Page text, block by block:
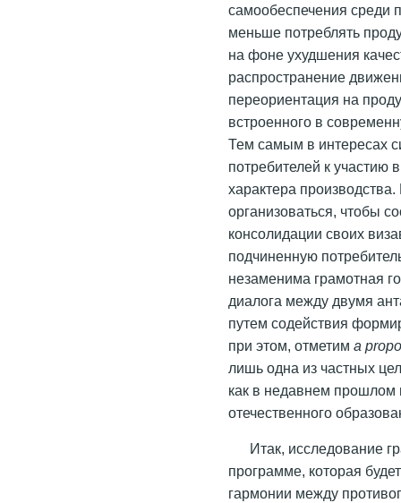
самообеспечения среди
меньше потреблять
на фоне ухудшения
распространение
переориентация на
встроенного в
Тем самым в интересах
потребителей к участию
характера
организоваться, чтобы
консолидации своих
подчиненную
незаменима грамотная
диалога между двумя
путем содействия
при этом, отметимa
лишь одна из частных
как в недавнем прошлом
отечественного
Итак, исследование
программе, которая
гармонии между